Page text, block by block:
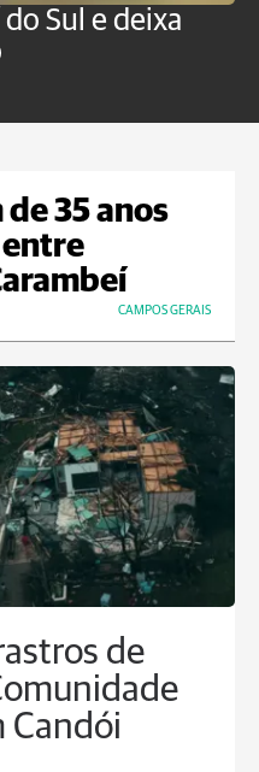
Sul e deixa
35 anos
entre
CAMPOS GERAIS
de
Candói